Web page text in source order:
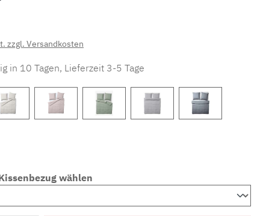
zzgl. Versandkosten
in 10 Tagen, Lieferzeit 3-5 Tage
wählen